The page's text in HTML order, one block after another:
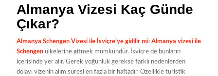
Almanya Vizesi Kaç Günde
Çıkar?
Almanya Schengen Vizesi ile İsviçre’ye gidilir mi: Almanya vizesi ile
Schengenülkelerine gitmek mümkündür. İsviçre de bunların
içerisinde yer alır. Gerek yoğunluk gerekse farklı nedenlerden
dolayı vizenin alım süresi en fazla bir haftadır. Özellikle turistik